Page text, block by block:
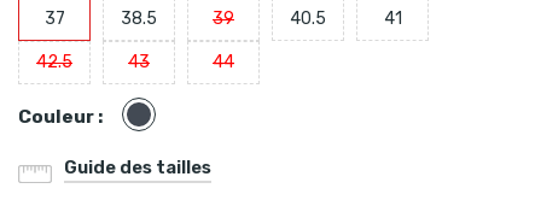
37 38.5 39 40.5 41
42.5 43 44
Couleur : Noir
Guide des tailles